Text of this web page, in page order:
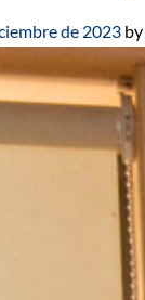
de 2023 by